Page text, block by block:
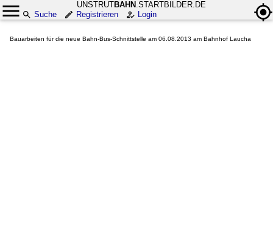
UNSTRUTBAHN .STARTBILDER.DE
Suche
Registrieren Login
Bauarbeiten für die neue Bahn-Bus-Schnittstelle am 06.08.2013 am Bahnhof Laucha